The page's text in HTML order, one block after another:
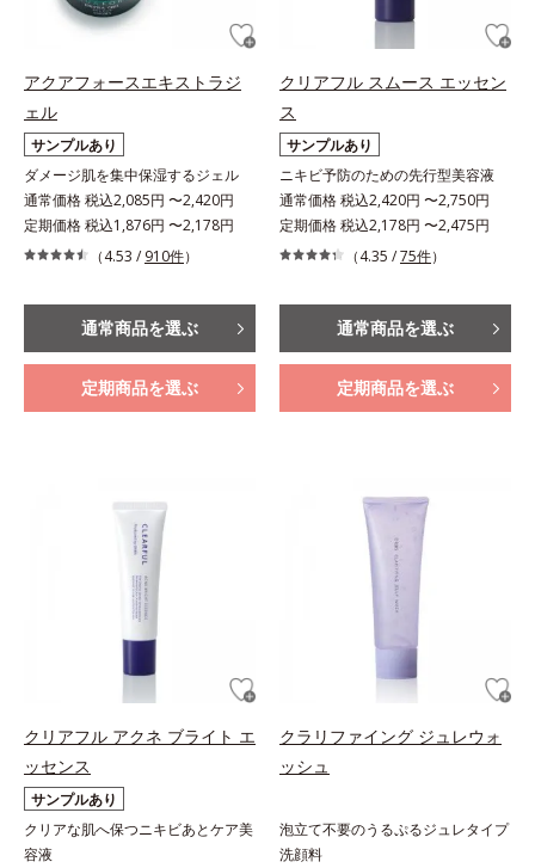
アクアフォースエキストラジ
ェル
サンプルあり
ダメージ肌を集中保湿するジェル
通常価格 税込2,085円 〜2,420円
定期価格 税込1,876円 〜2,178円
（4.53 / 910件）
通常商品を選ぶ
定期商品を選ぶ
クリアフル スムース エッセン
ス
サンプルあり
ニキビ予防のための先行型美容液
通常価格 税込2,420円 〜2,750円
定期価格 税込2,178円 〜2,475円
（4.35 /75件）
通常商品を選ぶ
定期商品を選ぶ
クリアフル アクネ ブライト エ
ッセンス
サンプルあり
クリアな肌へ保つニキビあとケア美
容液
クラリファイング ジュレウォ
ッシュ
泡立て不要のうるぷるジュレタイプ
洗顔料